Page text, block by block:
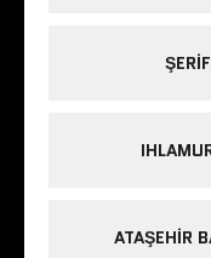
ATAŞEHIR